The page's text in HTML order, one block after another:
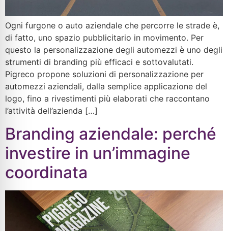
Ogni furgone o auto aziendale che percorre le strade è,
di fatto, uno spazio pubblicitario in movimento. Per
questo la personalizzazione degli automezzi è uno degli
strumenti di branding più efficaci e sottovalutati.
Pigreco propone soluzioni di personalizzazione per
automezzi aziendali, dalla semplice applicazione del
logo, fino a rivestimenti più elaborati che raccontano
l’attività dell’azienda […]
Branding aziendale: perché
investire in un’immagine
coordinata